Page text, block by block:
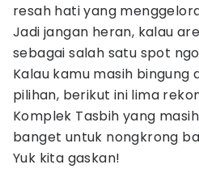
resah hati yang
Jadi jangan heran, kalau
sebagai salah satu spot
Kalau kamu masih
pilihan, berikut ini lima
Komplek Tasbih yang
banget untuk nongkrong
Yuk kita gaskan!